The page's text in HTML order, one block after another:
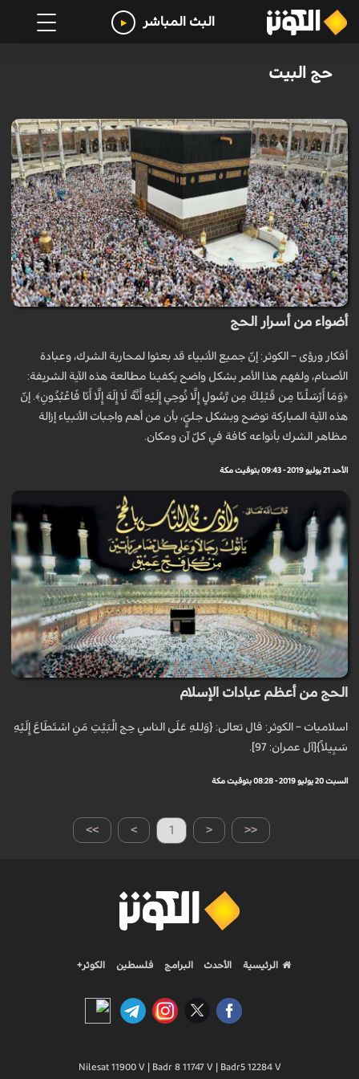
البث المباشر
حج البيت
أضواء من أسرار الحج
أفكار ورؤى – الكوثر: إنّ جميع الأنبياء قد بعثوا لمحاربة الشرك، وعبادة
الأصنام، ولفهم هذا الأمر بشكل واضح يكفينا مطالعة هذه الآية الشريفة:
﴿وَمَا أَرْسَلْنَا مِن قَبْلِكَ مِن رَّسُولٍ إِلَّا نُوحِي إِلَيْهِ أَنَّهُ لَا إِلَهَ إِلَّا أَنَا فَاعْبُدُونِ﴾. إنّ
هذه الآية المباركة توضح وبشكل جليٍّ، بأن من أهم واجبات الأنبياء إزالة
مظاهر الشرك بأنواعه كافة في كلّ آن ومكان.
الأحد 21 يوليو 2019 - 09:43 بتوقيت مكة
الحج من أعظم عبادات الإسلام
اسلاميات – الكوثر: قال تعالى: {وَللهِ عَلَى الناسِ حِج الْبَيْتِ مَنِ اسْتَطَاعَ إِلَيْهِ
سَبِيلاً}[آل عمران: 97].
السبت 20 يوليو 2019 - 08:28 بتوقيت مكة
>> > 1 < <<
الرئيسية الأحدث البرامج فلسطين الكوثر+
Nilesat 11900 V | Badr 8 11747 V | Badr5 12284 V